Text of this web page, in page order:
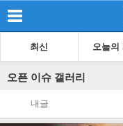
최신 오늘의
오픈 이슈 갤러리
내글